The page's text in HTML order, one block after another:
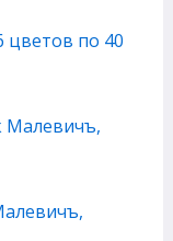
цветов по 40